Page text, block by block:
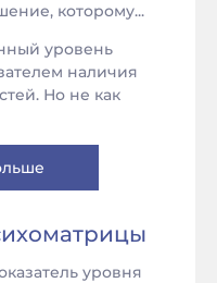
которому...
уровень
наличия
Но не как
уровня